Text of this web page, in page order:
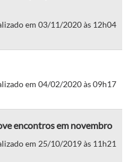
em 03/11/2020 às 12h04
em 04/02/2020 às 09h17
encontros em novembro
em 25/10/2019 às 11h21